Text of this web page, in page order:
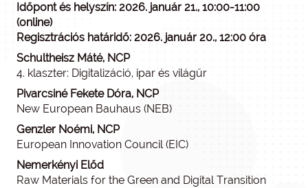
Időpont és helyszín: 2026. január 21., 10:00-11:00
(online)
Regisztrációs határidő: 2026. január 20., 12:00 óra
Schultheisz Máté, NCP
4. klaszter: Digitalizáció, ipar és világűr
Pivarcsiné Fekete Dóra, NCP
New European Bauhaus (NEB)
Genzler Noémi, NCP
European Innovation Council (EIC)
Nemerkényi Előd
Raw Materials for the Green and Digital Transition